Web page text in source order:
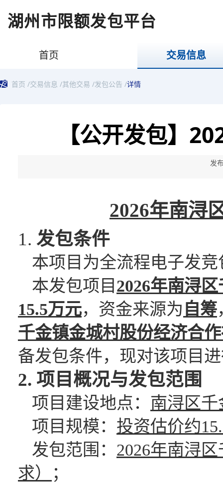
湖州市限额发包平台
首页 交易信息
首页 /交易信息 /其他交易 /发包公告 /详情
【公开发包】
发
2026年南浔
1. 发包条件
本项目为全流程电子发竞
本发包项目 2026年南浔
15.5万元，资金来源为 自筹
千金镇金城村股份经济合
备发包条件，现对该项目
2. 项目概况与发包范围
项目建设地点： 南浔区
项目规模： 投资估价约
发包范围 ： 2026年南浔
求）
；